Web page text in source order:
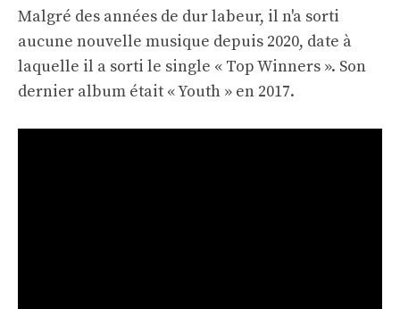
Malgré des années de dur labeur, il n'a sorti
aucune nouvelle musique depuis 2020, date à
laquelle il a sorti le single « Top Winners ». Son
dernier album était « Youth » en 2017.